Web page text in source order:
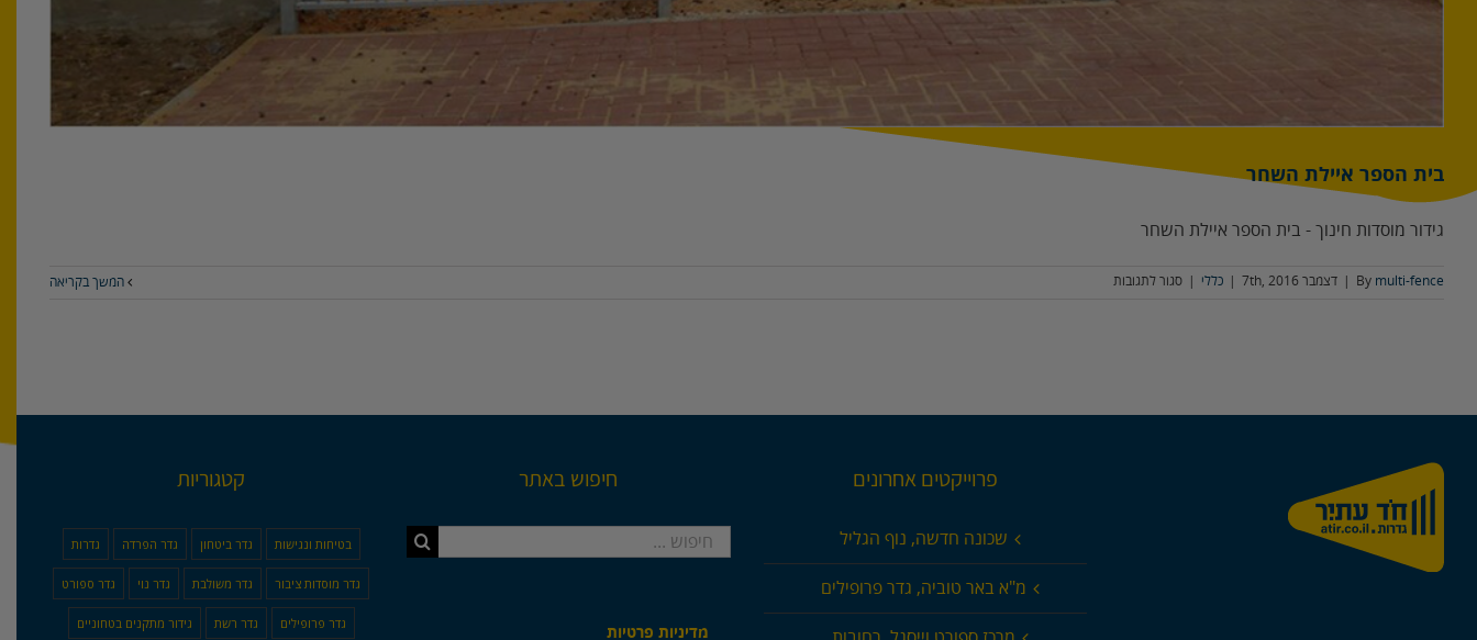
בית הספר איילת השחר
גידור מוסדות חינוך - בית הספר איילת השחר
By multi-fence דצמבר 7th, 2016 כללי סגור לתגובותעל
המשך בקריאה
פרוייקטים אחרונים
שכונה חדשה, נוף הגליל
מ"א באר טוביה, גדר פרופילים
חיפוש באתר
חיפוש...
מדיניות פרטיות
קטגוריות
בטיחות ונגישות גדר ביטחון גדר הפרדה גדרות
גדר מוסדות ציבור גדר משולבת גדר נוי גדר ספורט
גדר פרופילים גדר רשת גידור מתקנים בטחוניים